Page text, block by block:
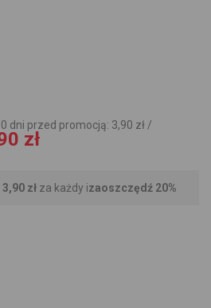
dni przed promocją: 3,90 zł /
zł
3,90 zł za każdy izaoszczędź 20%